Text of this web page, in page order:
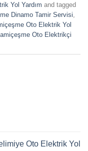
Yol Yardım and tagged
Dinamo Tamir Servisi
Oto Elektrik Yol
Oto Elektrikçi
Oto Elektrik Yol